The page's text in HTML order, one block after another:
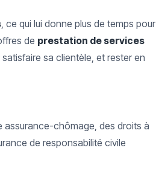
, ce qui lui donne plus de temps pour
de prestation de services
sa clientèle, et rester en
assurance-chômage, des droits à
de responsabilité civile